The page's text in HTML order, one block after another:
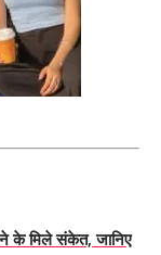
के मिले संकेत, जानिए